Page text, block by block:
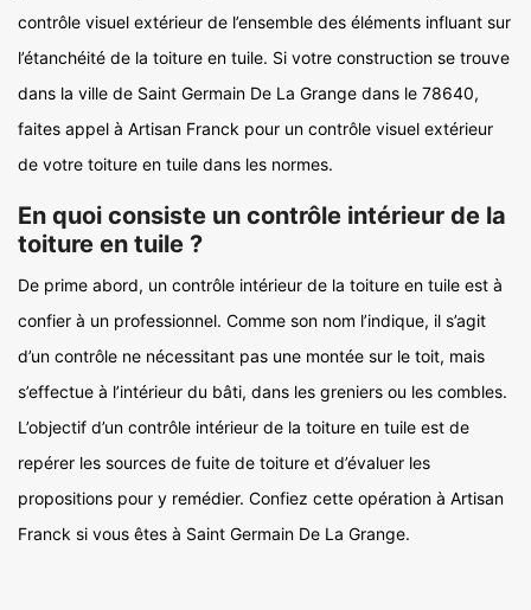
contrôle visuel extérieur de l’ensemble des éléments influant sur
l’étanchéité de la toiture en tuile. Si votre construction se trouve
dans la ville de Saint Germain De La Grange dans le 78640,
faites appel à Artisan Franck pour un contrôle visuel extérieur
de votre toiture en tuile dans les normes.
En quoi consiste un contrôle intérieur de la
toiture en tuile ?
De prime abord, un contrôle intérieur de la toiture en tuile est à
confier à un professionnel. Comme son nom l’indique, il s’agit
d’un contrôle ne nécessitant pas une montée sur le toit, mais
s’effectue à l’intérieur du bâti, dans les greniers ou les combles.
L’objectif d’un contrôle intérieur de la toiture en tuile est de
repérer les sources de fuite de toiture et d’évaluer les
propositions pour y remédier. Confiez cette opération à Artisan
Franck si vous êtes à Saint Germain De La Grange.